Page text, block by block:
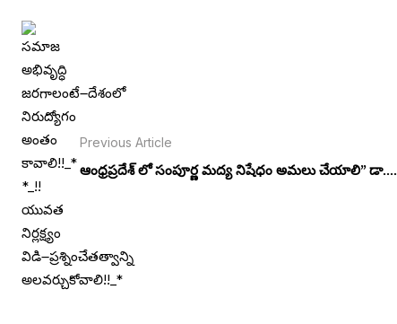
Previous Article
ఆంధ్రప్రదేశ్ లో సంపూర్ణ మద్య నిషేధం అమలు చేయాలి” డా....